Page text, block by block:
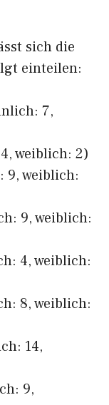
sich die
einteilen:
7,
weiblich: 2)
9, weiblich:
9, weiblich:
4, weiblich:
8, weiblich:
14,
9,